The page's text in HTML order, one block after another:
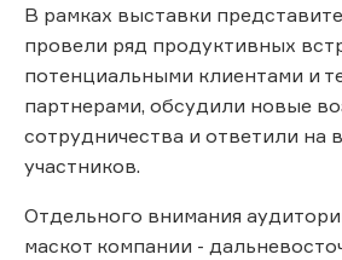
В рамках выставки
провели ряд продуктивных
потенциальными клиентами и
партнерами, обсудили новые
сотрудничества и ответили на
участников.
Отдельного внимания
маскот компании -